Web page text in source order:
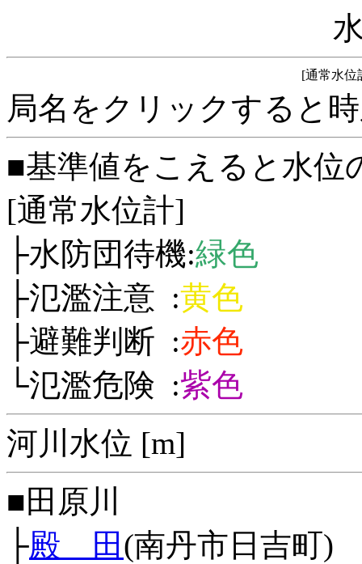
[通常水位
局名をクリックすると
■基準値をこえると水位
[通常水位計]
├水防団待機:緑色
├氾濫注意 :黄色
├避難判断 :赤色
└氾濫危険 :紫色
河川水位 [m]
■田原川
├殿 田 (南丹市日吉町)